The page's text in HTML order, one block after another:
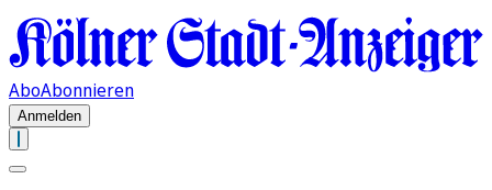
AboAbonnieren
Anmelden